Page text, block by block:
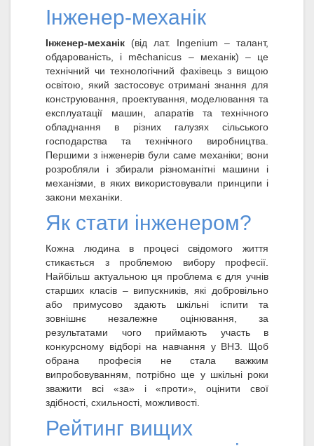
Інженер-механік
Інженер-механік (від лат. Ingenium – талант,
обдарованість, і mēchanicus – механік) – це
технічний чи технологічний фахівець з вищою
освітою, який застосовує отримані знання для
конструювання, проектування, моделювання та
експлуатації машин, апаратів та технічного
обладнання в різних галузях сільського
господарства та технічного виробництва.
Першими з інженерів були саме механіки; вони
розробляли і збирали різноманітні машини і
механізми, в яких використовували принципи і
закони механіки.
Як стати інженером?
Кожна людина в процесі свідомого життя
стикається з проблемою вибору професії.
Найбільш актуальною ця проблема є для учнів
старших класів – випускників, які добровільно
або примусово здають шкільні іспити та
зовнішнє незалежне оцінювання, за
результатами чого приймають участь в
конкурсному відборі на навчання у ВНЗ. Щоб
обрана професія не стала важким
випробовуванням, потрібно ще у шкільні роки
зважити всі «за» і «проти», оцінити свої
здібності, схильності, можливості.
Рейтинг вищих